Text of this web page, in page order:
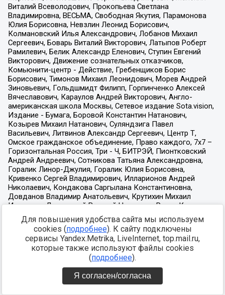
Для повышения удобства сайта мы используем
cookies (подробнее). К сайту подключены
сервисы Yandex.Metrika, LiveInternet, top.mail.ru,
которые также используют файлы cookies
(подробнее).
Я согласен/согласна